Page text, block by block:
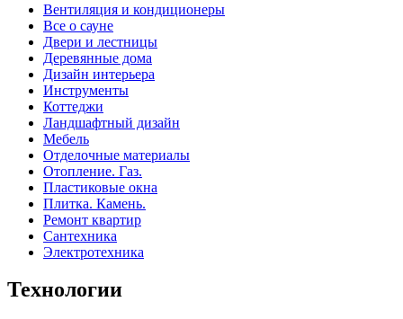
Вентиляция и кондиционеры
Все о сауне
Двери и лестницы
Деревянные дома
Дизайн интерьера
Инструменты
Коттеджи
Ландшафтный дизайн
Мебель
Отделочные материалы
Отопление. Газ.
Пластиковые окна
Плитка. Камень.
Ремонт квартир
Сантехника
Электротехника
Технологии